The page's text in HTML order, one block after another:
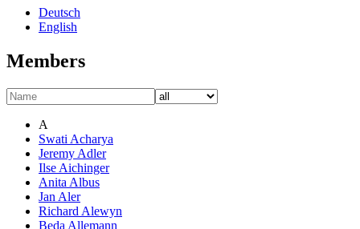
Deutsch
English
Members
A
Swati Acharya
Jeremy Adler
Ilse Aichinger
Anita Albus
Jan Aler
Richard Alewyn
Beda Allemann